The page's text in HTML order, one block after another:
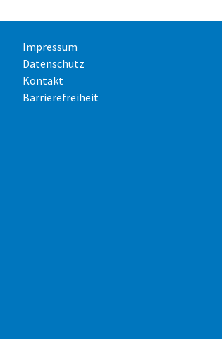
Impressum
Datenschutz
Kontakt
Barrierefreiheit